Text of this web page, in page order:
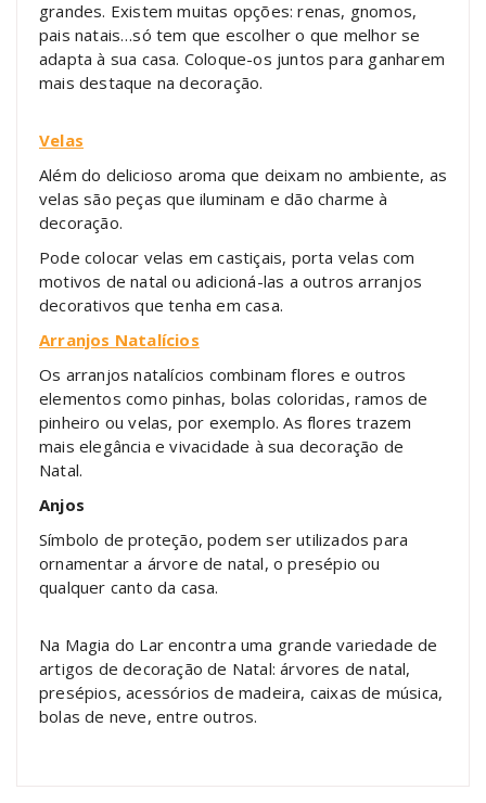
grandes. Existem muitas opções: renas, gnomos,
pais natais…só tem que escolher o que melhor se
adapta à sua casa. Coloque-os juntos para ganharem
mais destaque na decoração.
Velas
Além do delicioso aroma que deixam no ambiente, as
velas são peças que iluminam e dão charme à
decoração.
Pode colocar velas em castiçais, porta velas com
motivos de natal ou adicioná-las a outros arranjos
decorativos que tenha em casa.
Arranjos Natalícios
Os arranjos natalícios combinam flores e outros
elementos como pinhas, bolas coloridas, ramos de
pinheiro ou velas, por exemplo. As flores trazem
mais elegância e vivacidade à sua decoração de
Natal.
Anjos
Símbolo de proteção, podem ser utilizados para
ornamentar a árvore de natal, o presépio ou
qualquer canto da casa.
Na Magia do Lar encontra uma grande variedade de
artigos de decoração de Natal: árvores de natal,
presépios, acessórios de madeira, caixas de música,
bolas de neve, entre outros.